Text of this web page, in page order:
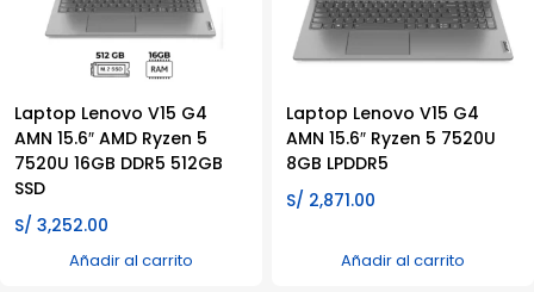
Laptop Lenovo V15 G4
AMN 15.6″ AMD Ryzen 5
7520U 16GB DDR5 512GB
SSD
S/ 3,252.00
Añadir al carrito
Laptop Lenovo V15 G4
AMN 15.6″ Ryzen 5 7520U
8GB LPDDR5
S/ 2,871.00
Añadir al carrito